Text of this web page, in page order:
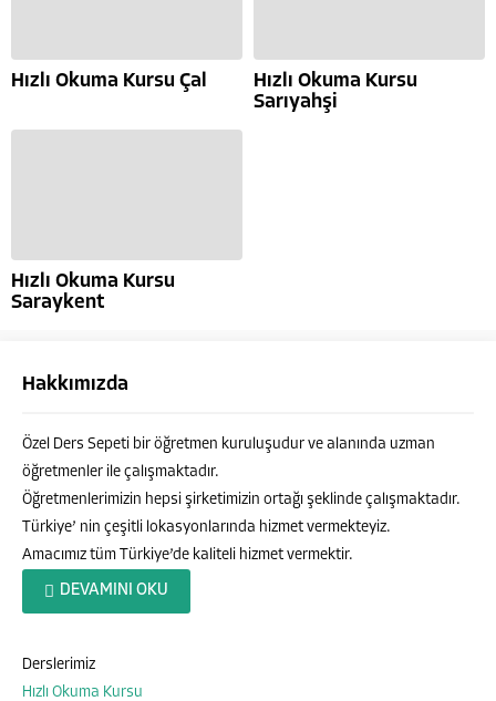
Hızlı Okuma Kursu Çal
Hızlı Okuma Kursu
Sarıyahşi
Hızlı Okuma Kursu
Saraykent
Hakkımızda
Özel Ders Sepeti bir öğretmen kuruluşudur ve alanında uzman
öğretmenler ile çalışmaktadır.
Öğretmenlerimizin hepsi şirketimizin ortağı şeklinde çalışmaktadır.
Türkiye’ nin çeşitli lokasyonlarında hizmet vermekteyiz.
Amacımız tüm Türkiye’de kaliteli hizmet vermektir.
DEVAMINI OKU
Derslerimiz
Hızlı Okuma Kursu
Özel Ders Sepeti